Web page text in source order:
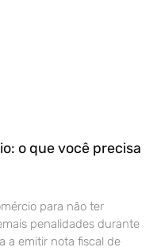
o que você precisa
para não ter
penalidades durante
a emitir nota fiscal de